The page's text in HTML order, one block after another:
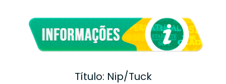
Título: Nip/Tuck